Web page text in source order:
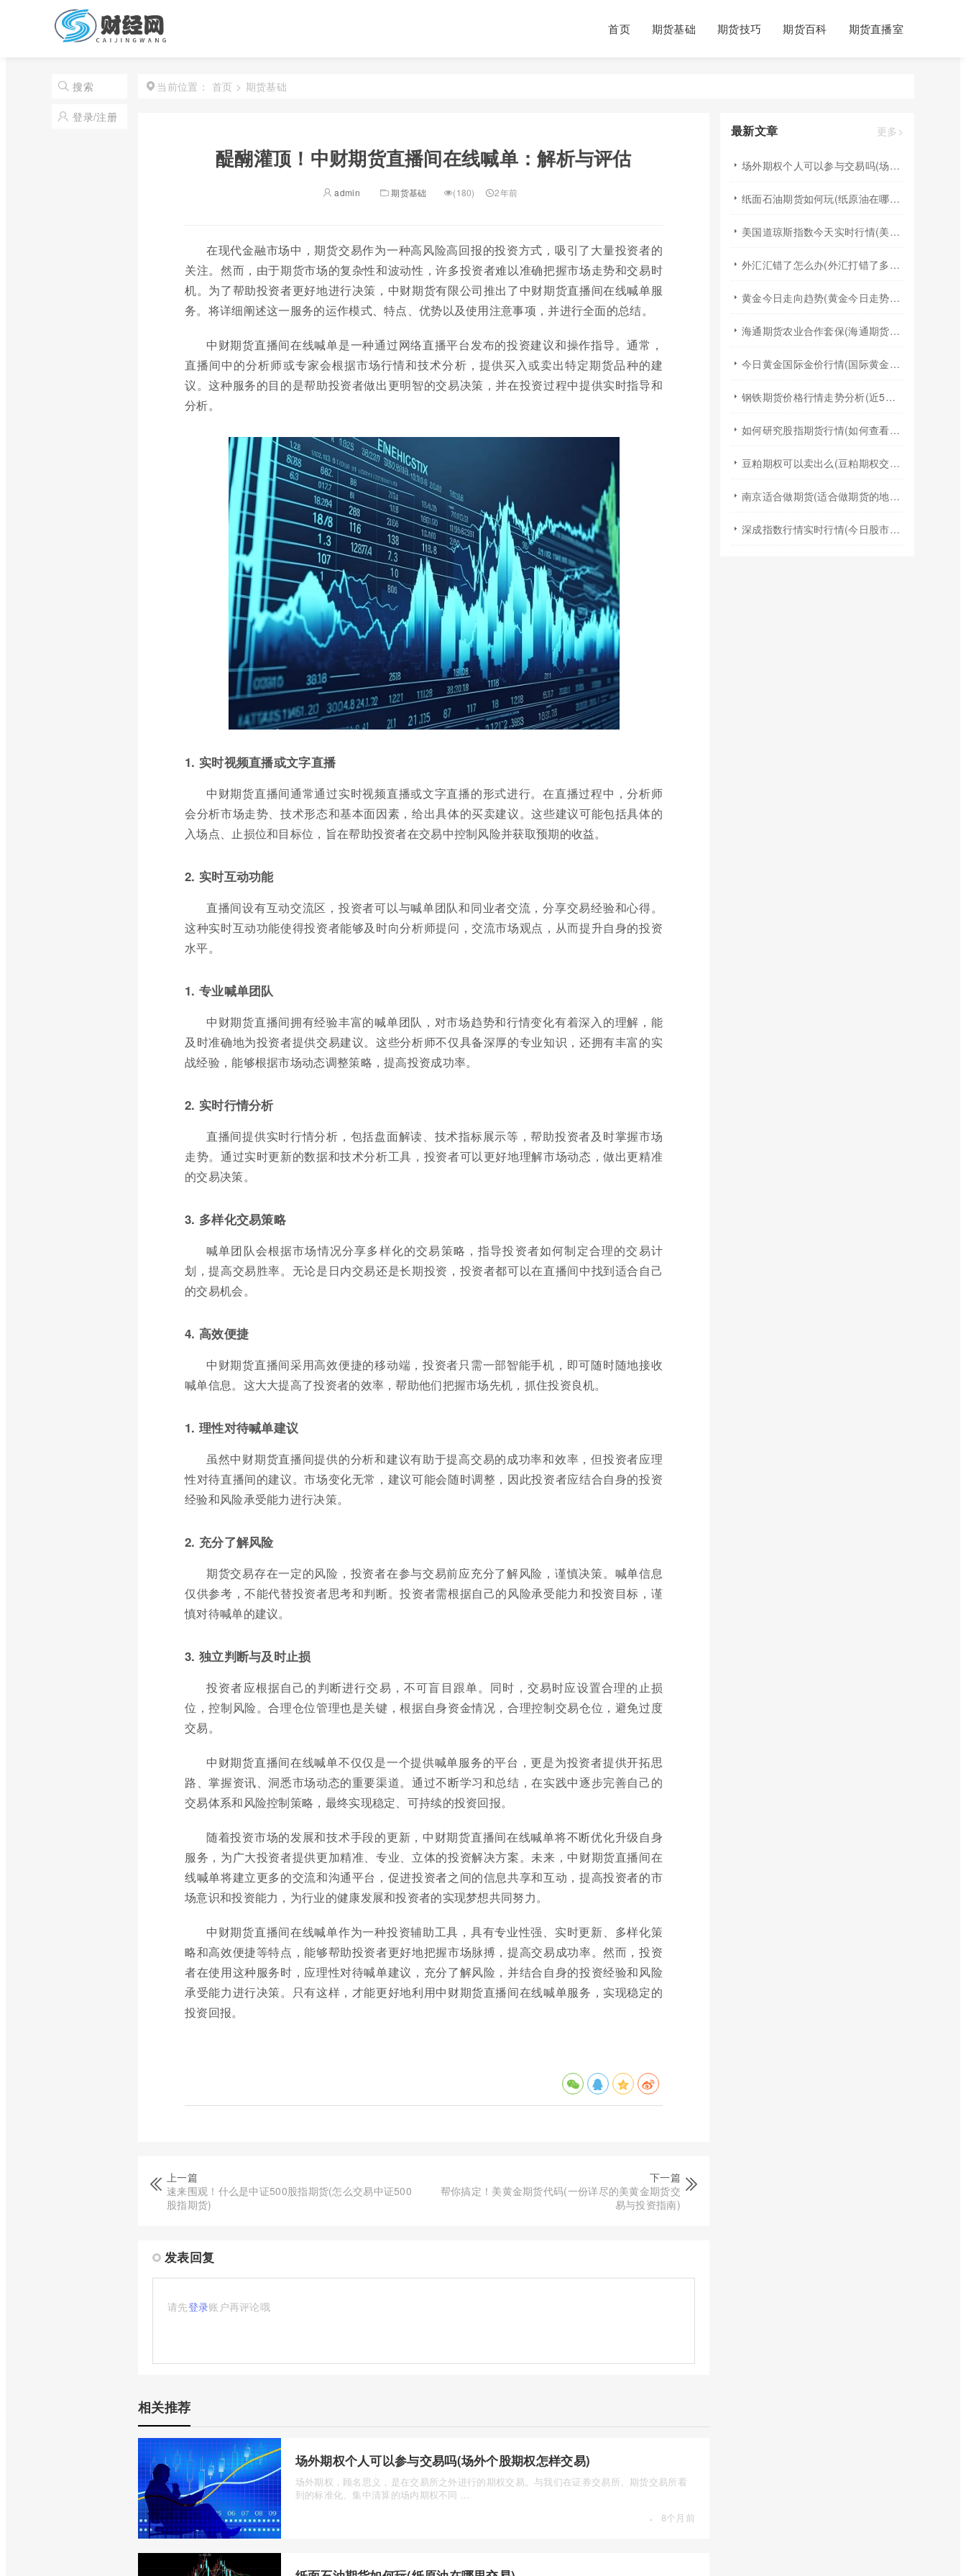
首页 期货基础 期货技巧 期货百科 期货直播室
搜索
登录/注册
当前位置： 首页 > 期货基础
醍醐灌顶！中财期货直播间在线喊单：解析与评估
admin 期货基础 (180) 2年前
在现代金融市场中，期货交易作为一种高风险高回报的投资方式，吸引了大量投资者的
关注。然而，由于期货市场的复杂性和波动性，许多投资者难以准确把握市场走势和交易时
机。为了帮助投资者更好地进行决策，中财期货有限公司推出了中财期货直播间在线喊单服
务。将详细阐述这一服务的运作模式、特点、优势以及使用注意事项，并进行全面的总结。
中财期货直播间在线喊单是一种通过网络直播平台发布的投资建议和操作指导。通常，
直播间中的分析师或专家会根据市场行情和技术分析，提供买入或卖出特定期货品种的建
议。这种服务的目的是帮助投资者做出更明智的交易决策，并在投资过程中提供实时指导和
分析。
1. 实时视频直播或文字直播
中财期货直播间通常通过实时视频直播或文字直播的形式进行。在直播过程中，分析师
会分析市场走势、技术形态和基本面因素，给出具体的买卖建议。这些建议可能包括具体的
入场点、止损位和目标位，旨在帮助投资者在交易中控制风险并获取预期的收益。
2. 实时互动功能
直播间设有互动交流区，投资者可以与喊单团队和同业者交流，分享交易经验和心得。
这种实时互动功能使得投资者能够及时向分析师提问，交流市场观点，从而提升自身的投资
水平。
1. 专业喊单团队
中财期货直播间拥有经验丰富的喊单团队，对市场趋势和行情变化有着深入的理解，能
及时准确地为投资者提供交易建议。这些分析师不仅具备深厚的专业知识，还拥有丰富的实
战经验，能够根据市场动态调整策略，提高投资成功率。
2. 实时行情分析
直播间提供实时行情分析，包括盘面解读、技术指标展示等，帮助投资者及时掌握市场
走势。通过实时更新的数据和技术分析工具，投资者可以更好地理解市场动态，做出更精准
的交易决策。
3. 多样化交易策略
喊单团队会根据市场情况分享多样化的交易策略，指导投资者如何制定合理的交易计
划，提高交易胜率。无论是日内交易还是长期投资，投资者都可以在直播间中找到适合自己
的交易机会。
4. 高效便捷
中财期货直播间采用高效便捷的移动端，投资者只需一部智能手机，即可随时随地接收
喊单信息。这大大提高了投资者的效率，帮助他们把握市场先机，抓住投资良机。
1. 理性对待喊单建议
虽然中财期货直播间提供的分析和建议有助于提高交易的成功率和效率，但投资者应理
性对待直播间的建议。市场变化无常，建议可能会随时调整，因此投资者应结合自身的投资
经验和风险承受能力进行决策。
2. 充分了解风险
期货交易存在一定的风险，投资者在参与交易前应充分了解风险，谨慎决策。喊单信息
仅供参考，不能代替投资者思考和判断。投资者需根据自己的风险承受能力和投资目标，谨
慎对待喊单的建议。
3. 独立判断与及时止损
投资者应根据自己的判断进行交易，不可盲目跟单。同时，交易时应设置合理的止损
位，控制风险。合理仓位管理也是关键，根据自身资金情况，合理控制交易仓位，避免过度
交易。
中财期货直播间在线喊单不仅仅是一个提供喊单服务的平台，更是为投资者提供开拓思
路、掌握资讯、洞悉市场动态的重要渠道。通过不断学习和总结，在实践中逐步完善自己的
交易体系和风险控制策略，最终实现稳定、可持续的投资回报。
随着投资市场的发展和技术手段的更新，中财期货直播间在线喊单将不断优化升级自身
服务，为广大投资者提供更加精准、专业、立体的投资解决方案。未来，中财期货直播间在
线喊单将建立更多的交流和沟通平台，促进投资者之间的信息共享和互动，提高投资者的市
场意识和投资能力，为行业的健康发展和投资者的实现梦想共同努力。
中财期货直播间在线喊单作为一种投资辅助工具，具有专业性强、实时更新、多样化策
略和高效便捷等特点，能够帮助投资者更好地把握市场脉搏，提高交易成功率。然而，投资
者在使用这种服务时，应理性对待喊单建议，充分了解风险，并结合自身的投资经验和风险
承受能力进行决策。只有这样，才能更好地利用中财期货直播间在线喊单服务，实现稳定的
投资回报。
上一篇
速来围观！什么是中证500股指期货(怎么交易中证500
股指期货)
下一篇
帮你搞定！美黄金期货代码(一份详尽的美黄金期货交
易与投资指南)
发表回复
请先登录账户再评论哦
相关推荐
场外期权个人可以参与交易吗(场外个股期权怎样交易)
场外期权，顾名思义，是在交易所之外进行的期权交易。与我们在证券交易所、期货交易所看
到的标准化、集中清算的场内期权不同 ...
· 8个月前
最新文章 更多>
场外期权个人可以参与交易吗(场外个股期权怎样交易)
纸面石油期货如何玩(纸原油在哪里交易)
美国道琼斯指数今天实时行情(美国道琼斯指数期货指数实时行情)
外汇汇错了怎么办(外汇打错了多久退回来)
黄金今日走向趋势(黄金今日走势分析建议)
海通期货农业合作套保(海通期货2024年棉花年报)
今日黄金国际金价行情(国际黄金实时行情今日国际金价)
钢铁期货价格行情走势分析(近5年钢铁期货行情走势图)
如何研究股指期货行情(如何查看股指期货行情)
豆粕期权可以卖出么(豆粕期权交易规则)
南京适合做期货(适合做期货的地方)
深成指数行情实时行情(今日股市行情大盘指数实时行情)